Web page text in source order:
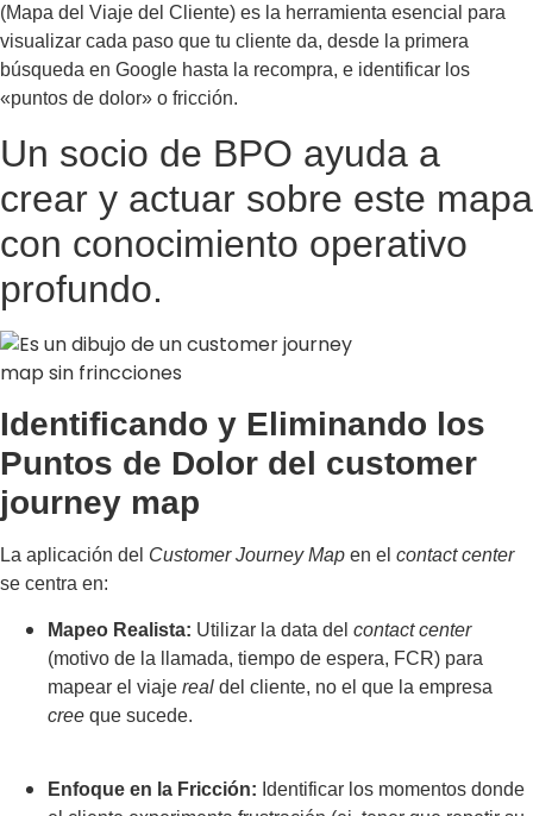
(Mapa del Viaje del Cliente) es la herramienta esencial para
visualizar cada paso que tu cliente da, desde la primera
búsqueda en Google hasta la recompra, e identificar los
«puntos de dolor» o fricción.
Un socio de BPO ayuda a
crear y actuar sobre este mapa
con conocimiento operativo
profundo.
Identificando y Eliminando los
Puntos de Dolor del customer
journey map
La aplicación del Customer Journey Map en el contact center
se centra en:
Mapeo Realista: Utilizar la data del contact center
(motivo de la llamada, tiempo de espera, FCR) para
mapear el viaje real del cliente, no el que la empresa
cree que sucede.
Enfoque en la Fricción: Identificar los momentos donde